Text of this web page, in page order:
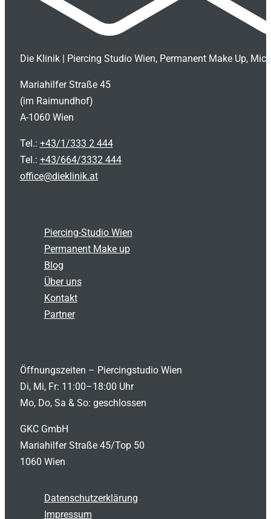
Die Klinik | Piercing Studio Wien, Permanent Make Up,
Mariahilfer Straße 45
(im Raimundhof)
A-1060 Wien
Tel.: +43/1/333 2 444
Tel.: +43/664/3332 444
office@dieklinik.at
Piercing-Studio Wien
Permanent Make up
Blog
Über uns
Kontakt
Partner
Öffnungszeiten – Piercingstudio Wien
Di, Mi, Fr: 11:00–18:00 Uhr
Mo, Do, Sa & So: geschlossen
GKC GmbH
Mariahilfer Straße 45/Top 50
1060 Wien
Datenschutzerklärung
Impressum